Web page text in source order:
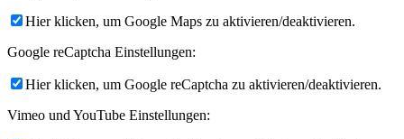
Hier klicken, um Google Maps zu aktivieren/deaktivieren.
Google reCaptcha Einstellungen:
Hier klicken, um Google reCaptcha zu aktivieren/deaktivieren.
Vimeo und YouTube Einstellungen: